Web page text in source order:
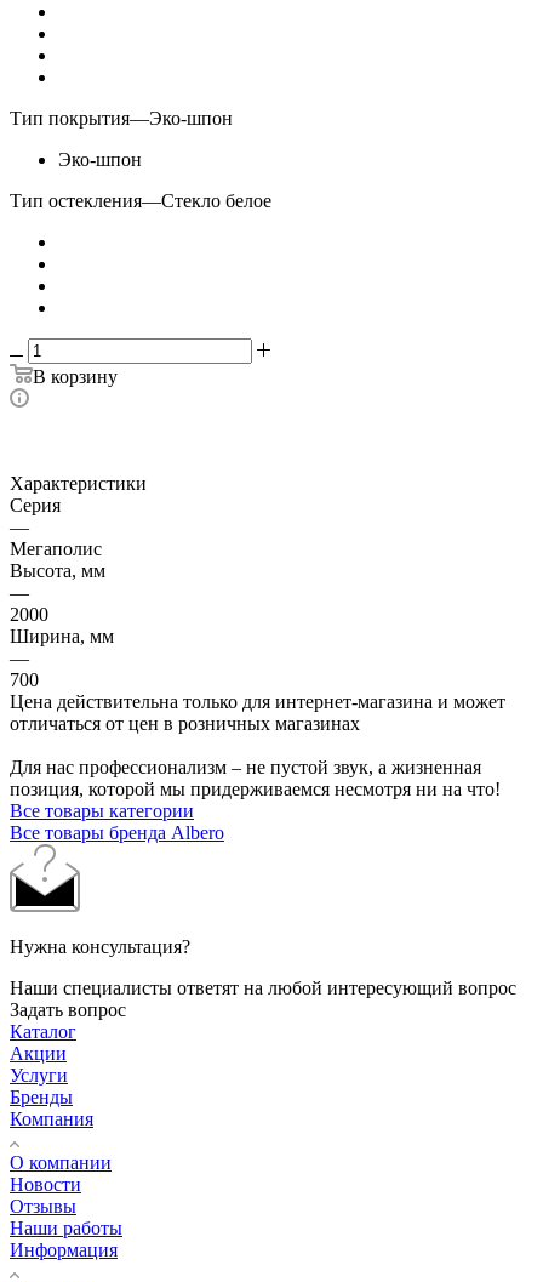
Тип покрытия—Эко-шпон
Эко-шпон
Тип остекления—Стекло белое
В корзину
Характеристики
Серия
—
Мегаполис
Высота, мм
—
2000
Ширина, мм
—
700
Цена действительна только для интернет-магазина и может
отличаться от цен в розничных магазинах
Для нас профессионализм – не пустой звук, а жизненная
позиция, которой мы придерживаемся несмотря ни на что!
Все товары категории
Все товары бренда Albero
Нужна консультация?
Наши специалисты ответят на любой интересующий вопрос
Задать вопрос
Каталог
Акции
Услуги
Бренды
Компания
О компании
Новости
Отзывы
Наши работы
Информация